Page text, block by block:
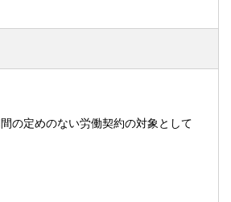
の定めのない労働契約の対象として